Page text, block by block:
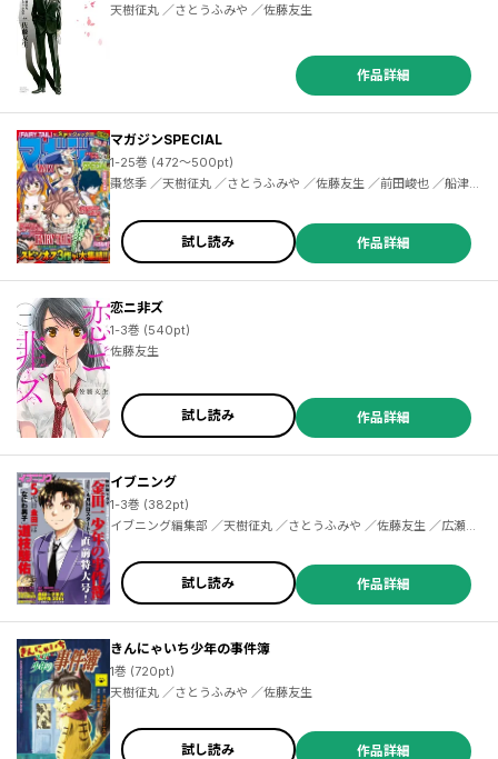
天樹征丸 ／さとうふみや ／佐藤友生
作品詳細
マガジンSPECIAL
1-25巻 (472～500pt)
棗悠季 ／天樹征丸 ／さとうふみや ／佐藤友生 ／前田峻也 ／船津紳平 ／二駅ずい ／佐木飛朗斗 ／東直輝 ／真島ヒロ ／ＢＯＫＵ ／コージィ城倉 ／金城宗幸 ／芥瀬良せら ／千田大輔 ／上田敦夫 ／堂本裕貴 ／西原梨花 ／小林俊彦 ／七三太朗 ／川三番地 ／ＣＬＡＭＰ ／香椎さおり ／飯島浩介 ／氏家ト全 ／上野春生 ／中村ゆうひ ／梅山たらこ ／植野メグル ／加茂ユウジ ／鈴木央 ／中西達哉 ／牟田洸 ／安藤正基 ／廣田大地 ／京極夏彦 ／志水アキ ／森田俊平 ／瀬尾公治 ／安田剛士
試し読み 作品詳細
恋ニ非ズ
1-3巻 (540pt)
佐藤友生
試し読み 作品詳細
イブニング
1-3巻 (382pt)
イブニング編集部 ／天樹征丸 ／さとうふみや ／佐藤友生 ／広瀬べ
北郷海 ／市川マサ ／恵本裕子 ／小林まこと ／出端祐大 ／赤名修
／高島正嗣 ／渡辺慎一 ／須本壮一 ／多田基生 ／久慈進之介 ／西荻
弓絵 ／幾田羊 ／ザビエラー長谷川 ／木城ゆきと ／真船一雄 ／松本
試し読み 作品詳細
きんにゃいち少年の事件簿
1巻 (720pt)
天樹征丸 ／さとうふみや ／佐藤友生
試し読み 作品詳細